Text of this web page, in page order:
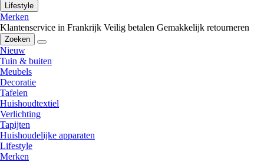
Lifestyle
Merken
Klantenservice in Frankrijk Veilig betalen Gemakkelijk retourneren
Zoeken
Nieuw
Tuin & buiten
Meubels
Decoratie
Tafelen
Huishoudtextiel
Verlichting
Tapijten
Huishoudelijke apparaten
Lifestyle
Merken